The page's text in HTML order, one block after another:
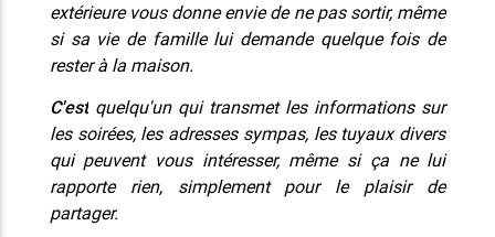
extérieure vous donne envie de ne pas sortir, même
si sa vie de famille lui demande quelque fois de
rester à la maison.
C'estquelqu'un qui transmet les informations sur
les soirées, les adresses sympas, les tuyaux divers
qui peuvent vous intéresser, même si ça ne lui
rapporte rien, simplement pour le plaisir de
partager.